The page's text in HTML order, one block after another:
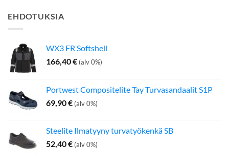
EHDOTUKSIA
WX3 FR Softshell
166,40€ (alv 0%)
Portwest Compositelite Tay Turvasandaalit S1P
69,90€ (alv 0%)
Steelite Ilmatyyny turvatyökenkä SB
52,40€ (alv 0%)